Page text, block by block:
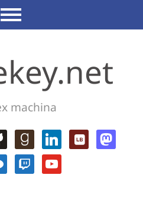
machina